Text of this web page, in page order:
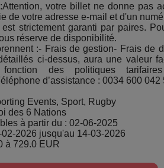
:Attention, votre billet ne donne pas
de votre adresse e-mail et d'un
est strictement garanti par paires.
réserve de disponibilité.
:- Frais de gestion- Frais de
ci-dessus, aura une valeur
des politiques
d’assistance : 0034 600 042
Events, Sport, Rugby
des 6 Nations
à partir du : 02-06-2025
2026 jusqu'au 14-03-2026
à 729.0 EUR